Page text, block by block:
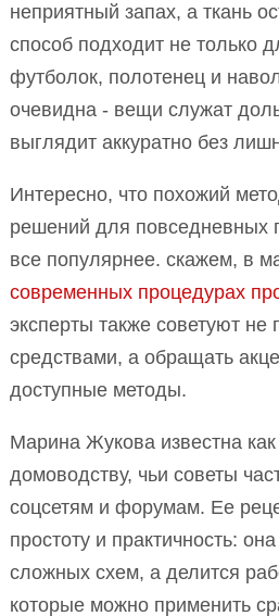
неприятный запах, а ткань
способ подходит не только
футболок, полотенец и
очевидна - вещи служат
выглядит аккуратно без
Интересно, что похожий
решений для повседневных
все популярнее. скажем, в
современных процедурах
эксперты также советуют не
средствами, а обращать
доступные методы.
Марина Жукова известна как
домоводству, чьи советы
соцсетям и форумам. Ее
простоту и практичность:
сложных схем, а делится
которые можно применить